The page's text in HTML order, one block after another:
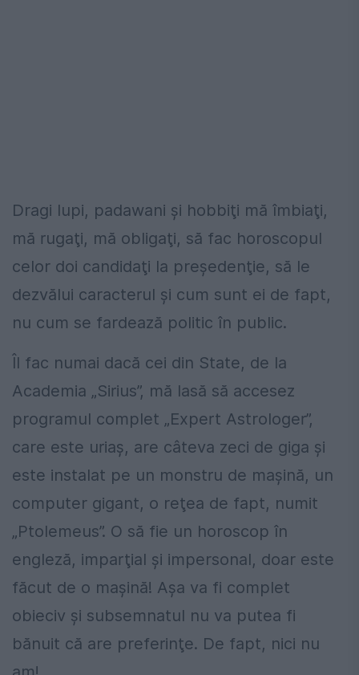
Dragi lupi, padawani şi hobbiţi mă îmbiaţi,
mă rugaţi, mă obligaţi, să fac horoscopul
celor doi candidaţi la preşedenţie, să le
dezvălui caracterul şi cum sunt ei de fapt,
nu cum se fardează politic în public.
Îl fac numai dacă cei din State, de la
Academia „Sirius”, mă lasă să accesez
programul complet „Expert Astrologer”,
care este uriaş, are câteva zeci de giga şi
este instalat pe un monstru de maşină, un
computer gigant, o reţea de fapt, numit
„Ptolemeus”. O să fie un horoscop în
engleză, imparţial şi impersonal, doar este
făcut de o maşină! Aşa va fi complet
obieciv şi subsemnatul nu va putea fi
bănuit că are preferinţe. De fapt, nici nu